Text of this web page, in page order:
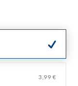
3,99 €